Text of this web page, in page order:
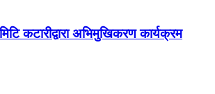
कटारीद्वारा अभिमुखिकरण कार्यक्रम